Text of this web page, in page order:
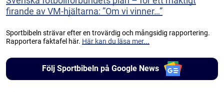
firande av VM-hjältarna: ”Om vi vinner…”
Sportbibeln strävar efter en trovärdig och mångsidig rapportering.
Rapportera faktafel här. Här kan du läsa mer...
Följ Sportbibeln på Google News